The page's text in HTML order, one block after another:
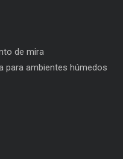
de mira
para ambientes húmedos